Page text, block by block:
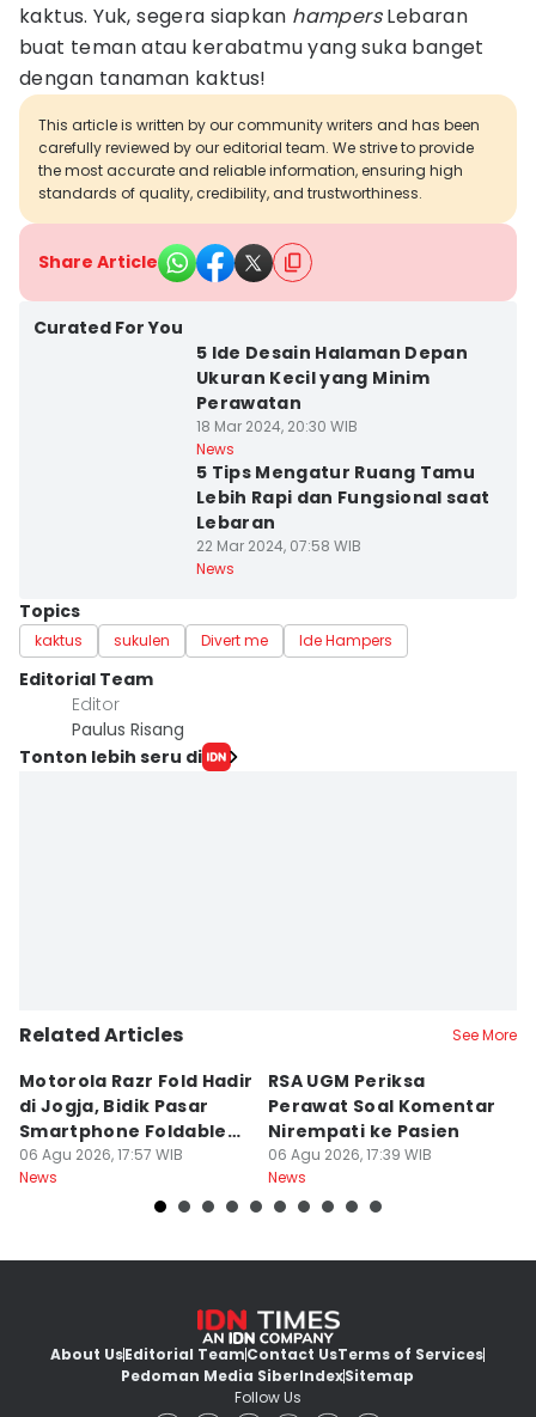
kaktus. Yuk, segera siapkan hampersLebaran
buat teman atau kerabatmu yang suka banget
dengan tanaman kaktus!
This article is written by our community writers and has been
carefully reviewed by our editorial team. We strive to provide
the most accurate and reliable information, ensuring high
standards of quality, credibility, and trustworthiness.
Share Article
Curated For You
5 Ide Desain Halaman Depan
Ukuran Kecil yang Minim
Perawatan
18 Mar 2024, 20:30 WIB
News
5 Tips Mengatur Ruang Tamu
Lebih Rapi dan Fungsional saat
Lebaran
22 Mar 2024, 07:58 WIB
News
Topics
kaktus sukulen Divert me Ide Hampers
Editorial Team
Editor
Paulus Risang
Tonton lebih seru di
Related Articles See More
Motorola Razr Fold Hadir
di Jogja, Bidik Pasar
Smartphone Foldable
Premium
06 Agu 2026, 17:57 WIB
News
RSA UGM Periksa
Perawat Soal Komentar
Nirempati ke Pasien
06 Agu 2026, 17:39 WIB
News
About UsEditorial TeamContact UsTerms of Services
Pedoman Media SiberIndexSitemap
Follow Us